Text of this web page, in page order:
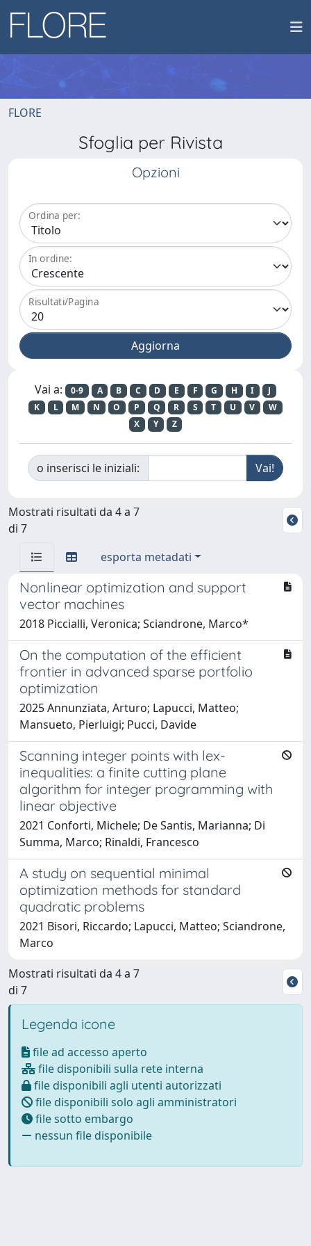
FLORE
Sfoglia per Rivista
Opzioni
Ordina per:
In ordine:
Risultati/Pagina
Vai a: 0-9 A B C D E F G H I
J
K
L M N O P Q R S T U V
W
X
Y Z
o inserisci le iniziali:
Mostrati risultati da 4 a 7
di 7
esporta metadati
Nonlinear optimization and support
vector machines
2018 Piccialli, Veronica; Sciandrone, Marco*
On the computation of the efficient
frontier in advanced sparse portfolio
optimization
2025 Annunziata, Arturo; Lapucci, Matteo;
Mansueto, Pierluigi; Pucci, Davide
Scanning integer points with lex-
inequalities: a finite cutting plane
algorithm for integer programming with
linear objective
2021 Conforti, Michele; De Santis, Marianna; Di
Summa, Marco; Rinaldi, Francesco
A study on sequential minimal
optimization methods for standard
quadratic problems
2021 Bisori, Riccardo; Lapucci, Matteo; Sciandrone,
Marco
Mostrati risultati da 4 a 7
di 7
Legenda icone
file ad accesso aperto
file disponibili sulla rete interna
file disponibili agli utenti autorizzati
file disponibili solo agli amministratori
file sotto embargo
nessun file disponibile